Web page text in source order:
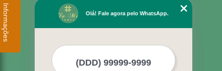
Missão
Mais Serviços
Olá! Fale agora pelo WhatsApp.
Informações